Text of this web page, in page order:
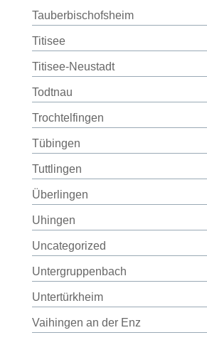
Tauberbischofsheim
Titisee
Titisee-Neustadt
Todtnau
Trochtelfingen
Tübingen
Tuttlingen
Überlingen
Uhingen
Uncategorized
Untergruppenbach
Untertürkheim
Vaihingen an der Enz